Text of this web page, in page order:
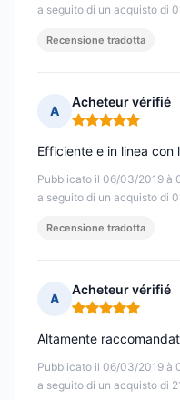
a seguito di un acquisto di
Recensione tradotta
A
Acheteur vérifié
Nota: 5 su 5
Pubblicato il 06/03/2019 à
a seguito di un acquisto di
Efficiente e in linea
Recensione tradotta
A
Acheteur vérifié
Nota: 5 su 5
Pubblicato il 06/03/2019 à
a seguito di un acquisto di
Altamente